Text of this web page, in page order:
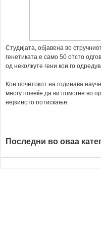
Студијата, објавена во
генетиката е само 50 отсто
од неколкуте гени кои го
Кон почетокот на годинава
многу повеќе да ви помогне во
нејзиното потискање.
Последни во оваа